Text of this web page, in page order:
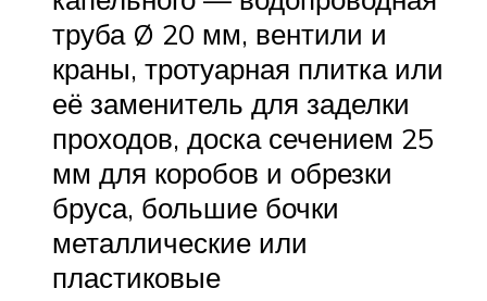
труба Ø 20 мм, вентили и
краны, тротуарная плитка или
её заменитель для заделки
проходов, доска сечением 25
мм для коробов и обрезки
бруса, большие бочки
металлические или
пластиковые